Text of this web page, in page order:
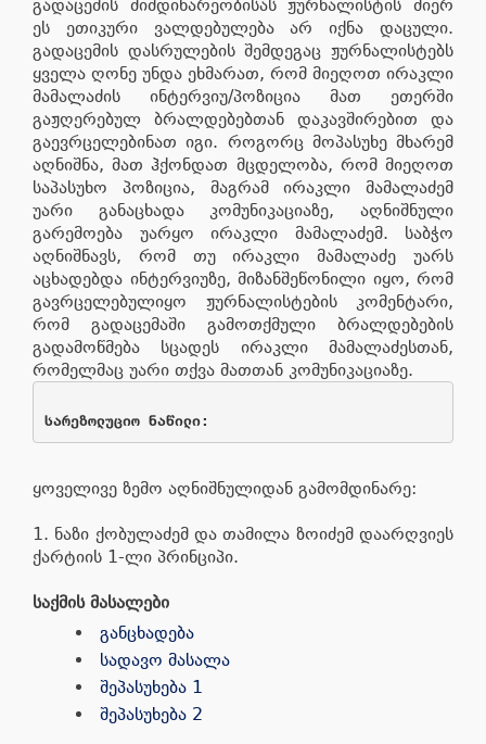
გადაცემის მიმდინარეობისას ჟურნალისტის მიერ
ეს ეთიკური ვალდებულება არ იქნა დაცული.
გადაცემის დასრულების შემდეგაც ჟურნალისტებს
ყველა ღონე უნდა ეხმარათ, რომ მიეღოთ ირაკლი
მამალაძის ინტერვიუ/პოზიცია მათ ეთერში
გაჟღერებულ ბრალდებებთან დაკავშირებით და
გაევრცელებინათ იგი. როგორც მოპასუხე მხარემ
აღნიშნა, მათ ჰქონდათ მცდელობა, რომ მიეღოთ
საპასუხო პოზიცია, მაგრამ ირაკლი მამალაძემ
უარი განაცხადა კომუნიკაციაზე, აღნიშნული
გარემოება უარყო ირაკლი მამალაძემ. საბჭო
აღნიშნავს, რომ თუ ირაკლი მამალაძე უარს
აცხადებდა ინტერვიუზე, მიზანშეწონილი იყო, რომ
გავრცელებულიყო ჟურნალისტების კომენტარი,
რომ გადაცემაში გამოთქმული ბრალდებების
გადამოწმება სცადეს ირაკლი მამალაძესთან,
რომელმაც უარი თქვა მათთან კომუნიკაციაზე.
სარეზოლუციო ნაწილი:
ყოველივე ზემო აღნიშნულიდან გამომდინარე:
1. ნაზი ქობულაძემ და თამილა ზოიძემ დაარღვიეს
ქარტიის 1-ლი პრინციპი.
საქმის მასალები
განცხადება
სადავო მასალა
შეპასუხება 1
შეპასუხება 2